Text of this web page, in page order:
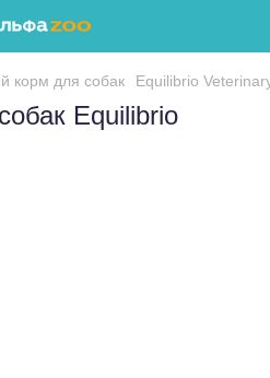
корм для собак Equilibrio
Equilibrio